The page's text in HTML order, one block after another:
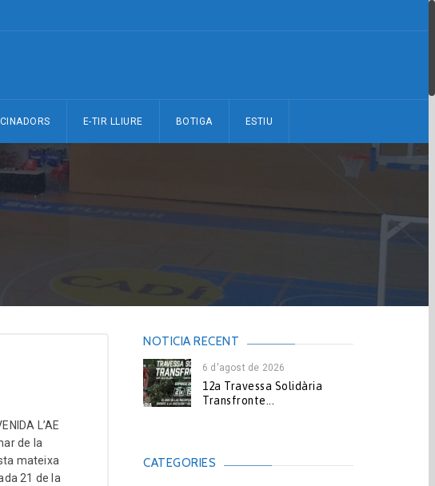
E-TIR LLIURE BOTIGA ESTIU
L’AE
de la
mateixa
21 de la
NOTICIA RECENT
6 d'agost de 2026
12a Travessa Solidària
Transfronte...
CATEGORIES